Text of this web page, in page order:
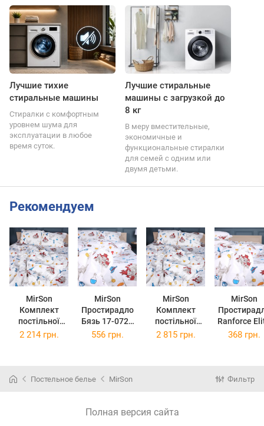
Лучшие тихие
стиральные машины
Стиралки с комфортным
уровнем шума для
эксплуатации в любое
время суток.
Лучшие стиральные
машины с загрузкой до
8 кг
В меру вместительные,
экономичные и
функциональные стиралки
для семей с одним или
двумя детьми.
Рекомендуем
MirSon
Комплект
постільної
білизни King
Бязь
MirSon
Простирадло
Бязь 17-0725
Гаррі Поттер
MirSon
Комплект
постільної
білизни
MirSon
Ranforce
17-0725
2 214 грн. 556 грн. 2 815 грн. 368 грн.
Постельное белье MirSon Фильтр
Полная версия сайта